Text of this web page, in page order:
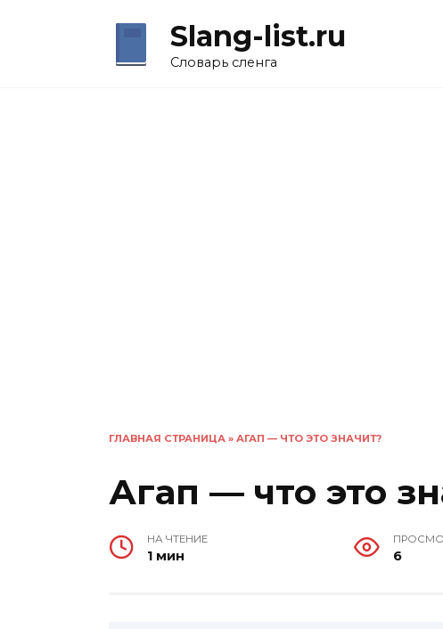
Slang-list.ru
Словарь сленга
ГЛАВНАЯ СТРАНИЦА » АГАП — ЧТО ЭТО ЗНАЧИТ?
Агап — что это
НА ЧТЕНИЕ
1 мин 6